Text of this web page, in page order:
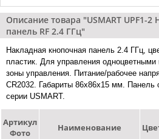
Описание товара "USMART UPF1-
панель RF 2.4 ГГц"
Накладная кнопочная панель 2.4 ГГц,
пластик. Для управления
зоны управления. Питание/рабочее
CR2032. Габариты 86х86х15 мм.
серии USMART.
Артикул
Фото
Наименование